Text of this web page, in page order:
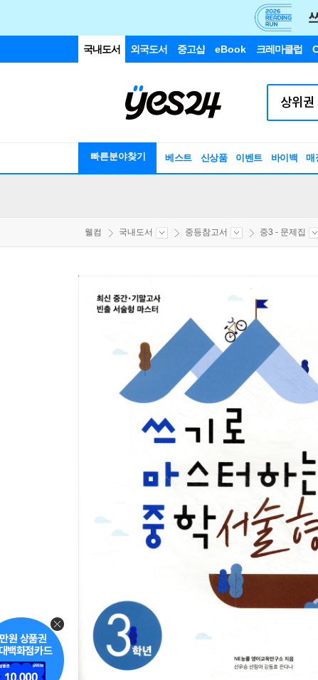
국내도서 외국도서 중고샵 eBook 크레마클럽
빠른분야찾기 베스트 신상품 이벤트 바이백 매
웰컴 국내도서 중등참고서 중3 - 문제집